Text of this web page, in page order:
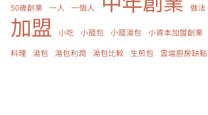
50歲創業 一人 一個人 做法
加盟
小吃 小籠包 小籠湯包 小資本加盟創業
料理
湯包 湯包利潤 湯包比較 生煎包 雲端廚房缺點